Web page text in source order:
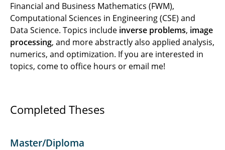
Financial and Business Mathematics (FWM),
Computational Sciences in Engineering (CSE) and
Data Science. Topics include inverse problems, image
processing, and more abstractly also applied analysis,
numerics, and optimization. If you are interested in
topics, come to office hours or email me!
Completed Theses
Master/Diploma